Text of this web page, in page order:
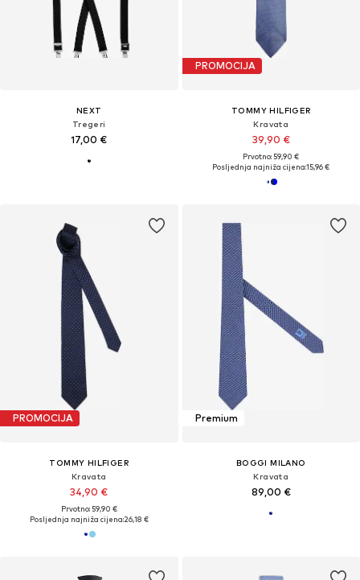
NEXT
Tregeri
17,00 €
PROMOCIJA
TOMMY HILFIGER
Kravata
39,90 €
Prvotno: 59,90 €
Posljednja najniža cijena:15,96 €
PROMOCIJA
TOMMY HILFIGER
Kravata
34,90 €
Prvotno: 59,90 €
Posljednja najniža cijena:26,18 €
Premium
BOGGI MILANO
Kravata
89,00 €